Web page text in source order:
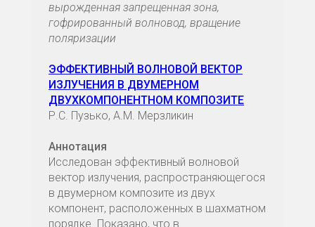
вырожденная запрещенная зона,
гофрированный волновод, вращение
поляризации
ЭФФЕКТИВНЫЙ ВОЛНОВОЙ ВЕКТОР
ИЗЛУЧЕНИЯ В ДВУМЕРНОМ
ДВУХКОМПОНЕНТНОМ КОМПОЗИТЕ
Р.С. Пузько, А.М. Мерзликин
Аннотация
Исследован эффективный волновой
вектор излучения, распространяющегося
в двумерном композите из двух
компонент, расположенных в шахматном
порядке. Показано, что в